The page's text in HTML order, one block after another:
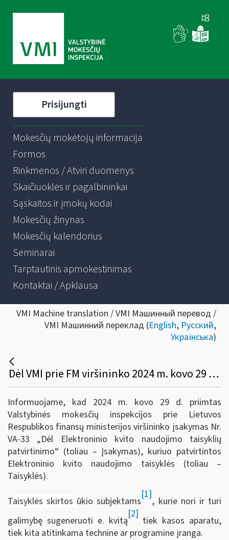
Prisijungti
Mokesčių mokėtojų informacija
Formos
Rinkmenos / Atviri duomenys
Skaičiuoklės ir pagalbininkai
Sąskaitos ir įmokų kodai
Mokesčių žinynas
Mokesčių kalendorius
Seminarai
Tarptautinis apmokestinimas
Kontaktai / Apklausa
VMI Machine translation / VMI Машинный перевод /
VMI Машинний переклад (English, Русский,
Українська)
Dėl VMI prie FM viršininko 2024 m. kovo 29 d. įsakymo Nr. VA-33
Informuojame, kad 2024 m. kovo 29 d. priimtas
Valstybinės mokesčių inspekcijos prie Lietuvos
Respublikos finansų ministerijos viršininko įsakymas Nr.
VA-33 „Dėl Elektroninio kvito naudojimo taisyklių
patvirtinimo“ (toliau – Įsakymas), kuriuo patvirtintos
Elektroninio kvito naudojimo taisyklės (toliau –
Taisyklės).
Taisyklės skirtos ūkio subjektams
[1]
, kurie nori ir turi
galimybę sugeneruoti e. kvitą
[2]
tiek kasos aparatu,
tiek kita atitinkama technine ar programine įranga.